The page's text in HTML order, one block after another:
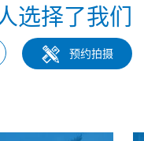
选择了我们
 预约拍摄